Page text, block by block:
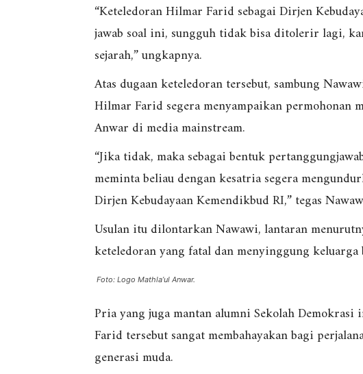
“Keteledoran Hilmar Farid sebagai Dirjen
jawab soal ini, sungguh tidak bisa ditolerir lagi,
sejarah,” ungkapnya.
Atas dugaan keteledoran tersebut, sambung
Hilmar Farid segera menyampaikan permohonan
Anwar di media mainstream.
“Jika tidak, maka sebagai bentuk
meminta beliau dengan kesatria segera
Dirjen Kebudayaan Kemendikbud RI,” tegas
Usulan itu dilontarkan Nawawi, lantaran
keteledoran yang fatal dan menyinggung keluarga
Foto: Logo Mathla’ul Anwar.
Pria yang juga mantan alumni Sekolah
Farid tersebut sangat membahayakan bagi
generasi muda.